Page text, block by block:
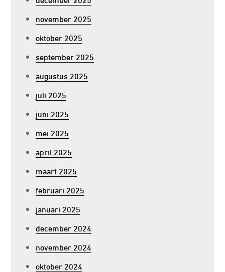
november 2025
oktober 2025
september 2025
augustus 2025
juli 2025
juni 2025
mei 2025
april 2025
maart 2025
februari 2025
januari 2025
december 2024
november 2024
oktober 2024